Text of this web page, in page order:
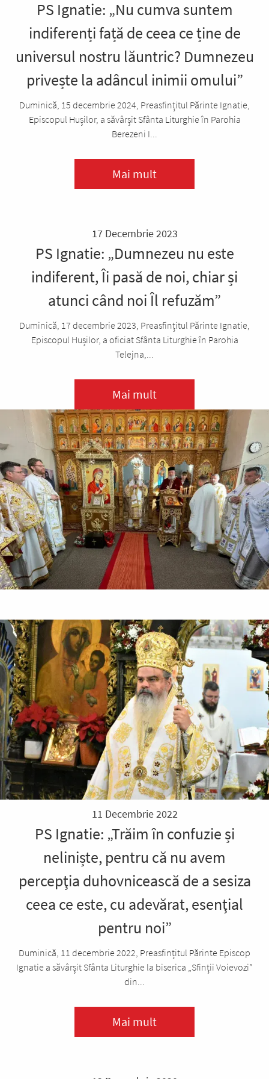
PS Ignatie: „Nu cumva suntem
indiferenți față de ceea ce ține de
universul nostru lăuntric? Dumnezeu
privește la adâncul inimii omului”
Duminică, 15 decembrie 2024, Preasfințitul Părinte Ignatie,
Episcopul Hușilor, a săvârșit Sfânta Liturghie în Parohia
Berezeni I...
Mai mult
17 Decembrie 2023
PS Ignatie: „Dumnezeu nu este
indiferent, Îi pasă de noi, chiar și
atunci când noi Îl refuzăm”
Duminică, 17 decembrie 2023, Preasfințitul Părinte Ignatie,
Episcopul Hușilor, a oficiat Sfânta Liturghie în Parohia
Telejna,...
Mai mult
11 Decembrie 2022
PS Ignatie: „Trăim în confuzie și
neliniște, pentru că nu avem
percepţia duhovnicească de a sesiza
ceea ce este, cu adevărat, esenţial
pentru noi”
Duminică, 11 decembrie 2022, Preasfințitul Părinte Episcop
Ignatie a săvârșit Sfânta Liturghie la biserica „Sfinții Voievozi”
din...
Mai mult